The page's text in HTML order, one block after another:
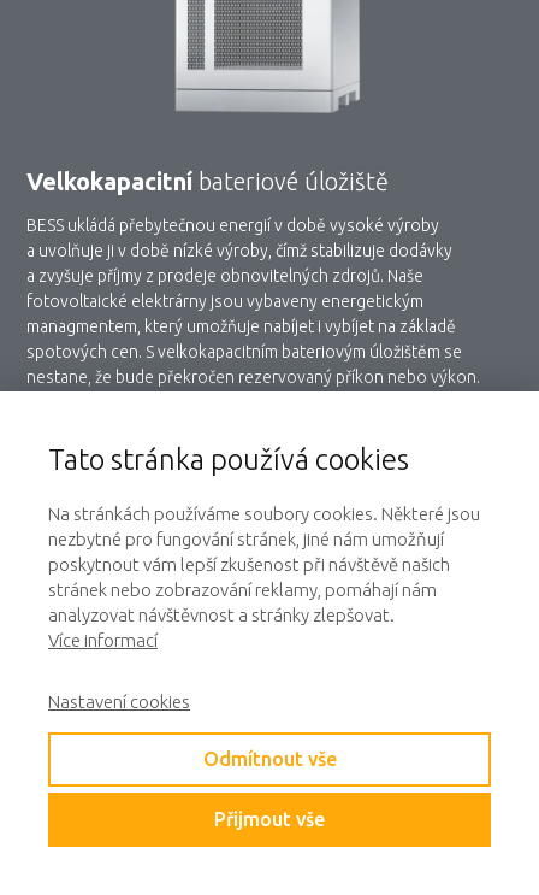
Velkokapacitní bateriové úložiště
BESS ukládá přebytečnou energií v době vysoké výroby
a uvolňuje ji v době nízké výroby, čímž stabilizuje dodávky
a zvyšuje příjmy z prodeje obnovitelných zdrojů. Naše
fotovoltaické elektrárny jsou vybaveny energetickým
managmentem, který umožňuje nabíjet i vybíjet na základě
spotových cen. S velkokapacitním bateriovým úložištěm se
nestane, že bude překročen rezervovaný příkon nebo výkon.
Rheinland. S kapacitou od 97 kWh až do několika MWh máme, tak
řešení pro malé i velké projekty.
Chci více informací o bateriovém úložišti
Firemní fotovoltaika s
spotřeby
Podpmínkou připojení výrobny nad 100 kWp je zapojení
do monitoringu provozovatele distribuční soustavy tzv.
Tato stránka používá cookies
Na stránkách používáme soubory cookies. Některé jsou
nezbytné pro fungování stránek, jiné nám umožňují
poskytnout vám lepší zkušenost při návštěvě našich
stránek nebo zobrazování reklamy, pomáhají nám
analyzovat návštěvnost a stránky zlepšovat.
Více informací
Nastavení cookies
Odmítnout vše
Přijmout vše